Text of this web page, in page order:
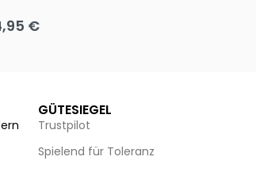
€
GÜTESIEGEL
Trustpilot
Spielend für Toleranz